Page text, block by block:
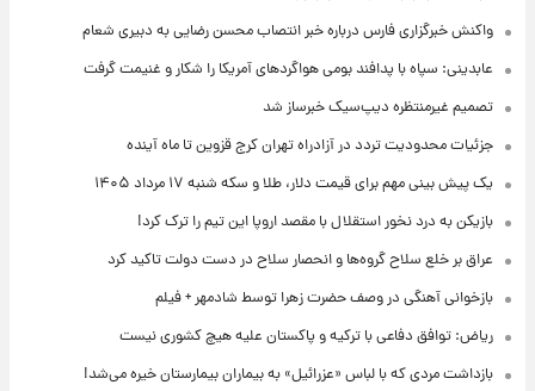
واکنش خبرگزاری فارس درباره خبر انتصاب محسن رضایی به دبیری شعام
عابدینی: سپاه با پدافند بومی هواگردهای آمریکا را شکار و غنیمت گرفت
تصمیم غیرمنتظره دیپ‌سیک خبرساز شد
جزئیات محدودیت تردد در آزادراه تهران کرج قزوین تا ماه آینده
یک پیش ‌بینی مهم برای قیمت دلار، طلا و سکه شنبه ۱۷ مرداد ۱۴۰۵
بازیکن به درد نخور استقلال با مقصد اروپا این تیم را ترک کرد!
عراق بر خلع سلاح گروه‌ها و انحصار سلاح در دست دولت تاکید کرد
بازخوانی آهنگی در وصف حضرت زهرا توسط شادمهر + فیلم
ریاض: توافق دفاعی با ترکیه و پاکستان علیه هیچ کشوری نیست
بازداشت مردی که با لباس «عزرائیل» به بیماران بیمارستان خیره می‌شد!